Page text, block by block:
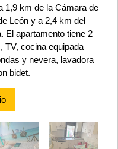
1,9 km de la Cámara de
León y a 2,4 km del
El apartamento tiene 2
TV, cocina equipada
y nevera, lavadora
bidet.